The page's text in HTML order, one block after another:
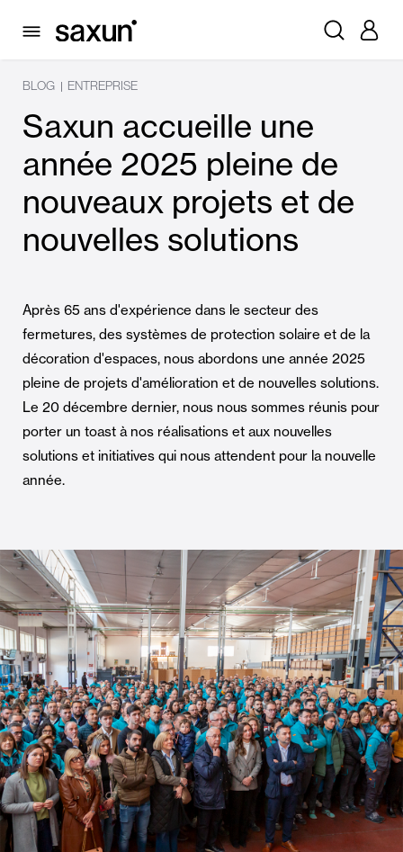
BLOG | ENTREPRISE
Saxun accueille une
année 2025 pleine de
nouveaux projets et de
nouvelles solutions
Après 65 ans d'expérience dans le secteur des
fermetures, des systèmes de protection solaire et de la
décoration d'espaces, nous abordons une année 2025
pleine de projets d'amélioration et de nouvelles solutions.
Le 20 décembre dernier, nous nous sommes réunis pour
porter un toast à nos réalisations et aux nouvelles
solutions et initiatives qui nous attendent pour la nouvelle
année.